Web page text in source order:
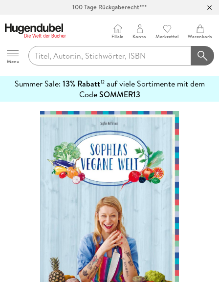
100 Tage Rückgaberecht***
Hugendubel
Menu
Filiale Konto Merkzettel Warenkorb
Summer Sale: 13% Rabatt12auf viele Sortimente mit dem
CodeSOMMER13
erfahren